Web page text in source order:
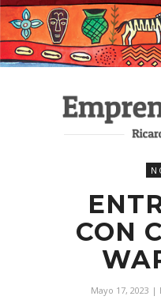
CON
Mayo 17, 2023 |